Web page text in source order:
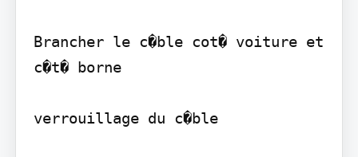
Brancher le c�ble cot� voiture et
c�t� borne
verrouillage du c�ble